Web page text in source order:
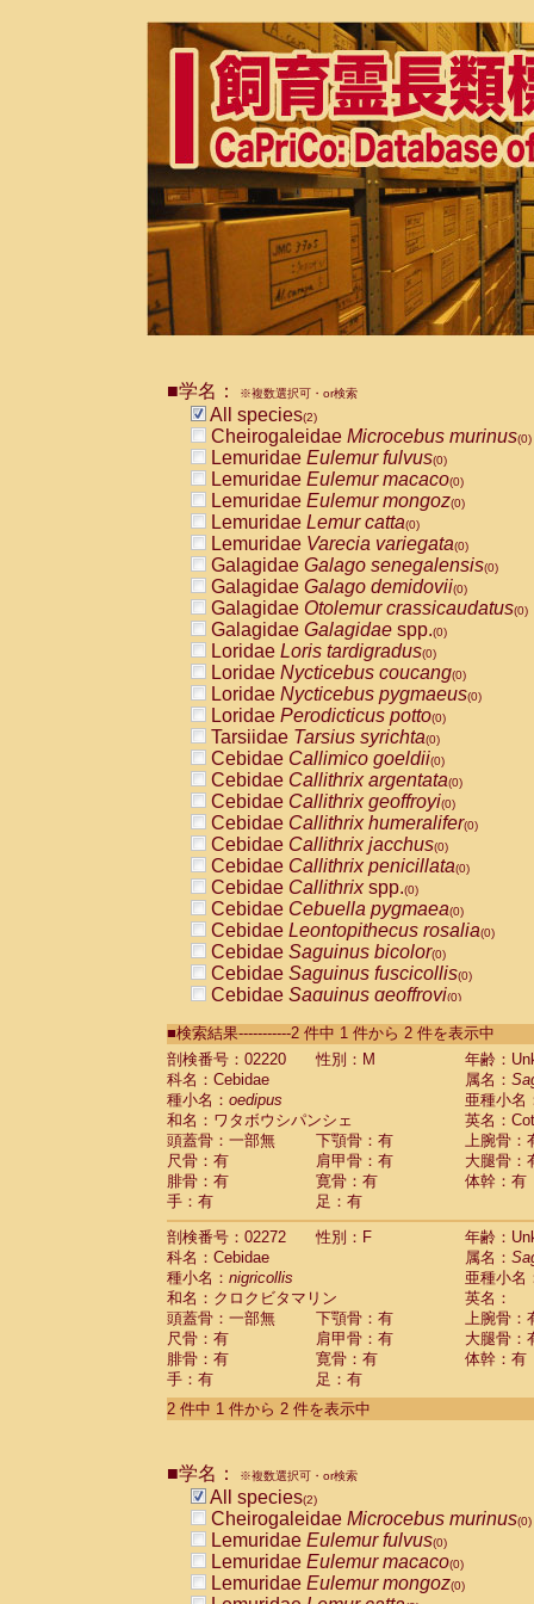
■学名： ※複数選択可・or検索
All species(2)
Cheirogaleidae Microcebus murinus(0)
Lemuridae Eulemur fulvus(0)
Lemuridae Eulemur macaco(0)
Lemuridae Eulemur mongoz(0)
Lemuridae Lemur catta(0)
Lemuridae Varecia variegata(0)
Galagidae Galago senegalensis(0)
Galagidae Galago demidovii(0)
Galagidae Otolemur crassicaudatus(0)
Galagidae Galagidae spp.(0)
Loridae Loris tardigradus(0)
Loridae Nycticebus coucang(0)
Loridae Nycticebus pygmaeus(0)
Loridae Perodicticus potto(0)
Tarsiidae Tarsius syrichta(0)
Cebidae Callimico goeldii(0)
Cebidae Callithrix argentata(0)
Cebidae Callithrix geoffroyi(0)
Cebidae Callithrix humeralifer(0)
Cebidae Callithrix jacchus(0)
Cebidae Callithrix penicillata(0)
Cebidae Callithrixspp.(0)
Cebidae Cebuella pygmaea(0)
Cebidae Leontopithecus rosalia(0)
Cebidae Saguinus bicolor(0)
Cebidae Saguinus fuscicollis(0)
Cebidae Saguinus geoffroyi(0)
CebidaeSaguinus labiatus(0)
Cebidae Saguinus leucopus (0)
Cebidae
Cebidae
CebidaeSaguinus nigricollis (1)
Cebidae Saguinus oedipus
Cebidae Saguinus weddelli
Cebidae Saguinusspp.
Cebidae Aotus trivirgatus
Cebidae Cebus albifrons
Cebidae
CebidaeCebus capucinus
CebidaeCebus nigrivittatus
Cebidae Cebusspp.(0)
Cebidae Saimiri boliviensis
Cebidae Saimiri sciureus
Atelidae Alouatta caraya
AtelidaeAlouatta fusca
AtelidaeAlouatta seniculus
AtelidaeAteles belzebuth
AtelidaeAteles geoffroyi
AtelidaeAteles paniscus(0)
AtelidaeAtelesspp. (0)
AtelidaeLagothrix lagothricha
AtelidaeLagothrix lagothricha cana
PitheciidaeCacajao calvus
■検索結果-----------2 件中 1 件から 2 件を表示中
剖検番号：02220
性別：M
年齢：
科名：Cebidae
属名：
種小名： oedipus
亜種小名
和名：ワタボウシパンシェ
英名：
頭蓋骨：一部無
下顎骨：有
上腕骨：
尺骨：有
肩甲骨：有
大腿骨：
腓骨：有
寛骨：有
体幹：有
手：有
足：有
剖検番号：02272
性別：F
年齢：
科名：Cebidae
属名：
種小名： nigricollis
亜種小名
和名：クロクビタマリン
英名：
頭蓋骨：一部無
下顎骨：有
上腕骨：
尺骨：有
肩甲骨：有
大腿骨：
腓骨：有
寛骨：有
体幹：有
手：有
足：有
2 件中 1 件から 2 件を表示中
■学名： ※複数選択可・or検索
All species(2)
Cheirogaleidae Microcebus murinus(0)
Lemuridae Eulemur fulvus(0)
Lemuridae Eulemur macaco(0)
Lemuridae Eulemur mongoz(0)